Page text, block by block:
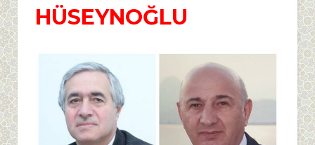
HÜSEYNOĞLU